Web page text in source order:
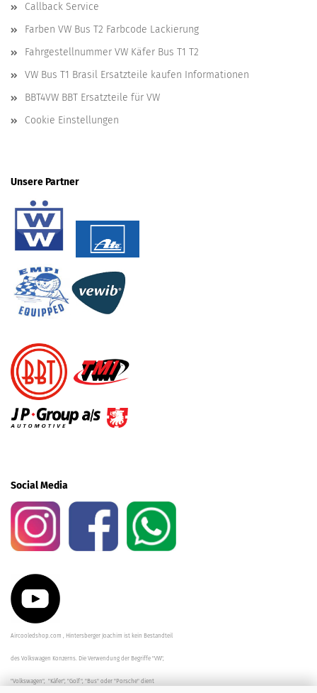
Callback Service
Farben VW Bus T2 Farbcode Lackierung
Fahrgestellnummer VW Käfer Bus T1 T2
VW Bus T1 Brasil Ersatzteile kaufen Informationen
BBT4VW BBT Ersatzteile für VW
Cookie Einstellungen
Unsere Partner
Social Media
Aircooledshop.com , Hintersberger Joachim ist kein Bestandteil
des Volkswagen Konzerns. Die Verwendung der Begriffe "VW",
"Volkswagen", "Käfer", "Golf", "Bus" oder "Porsche" dient